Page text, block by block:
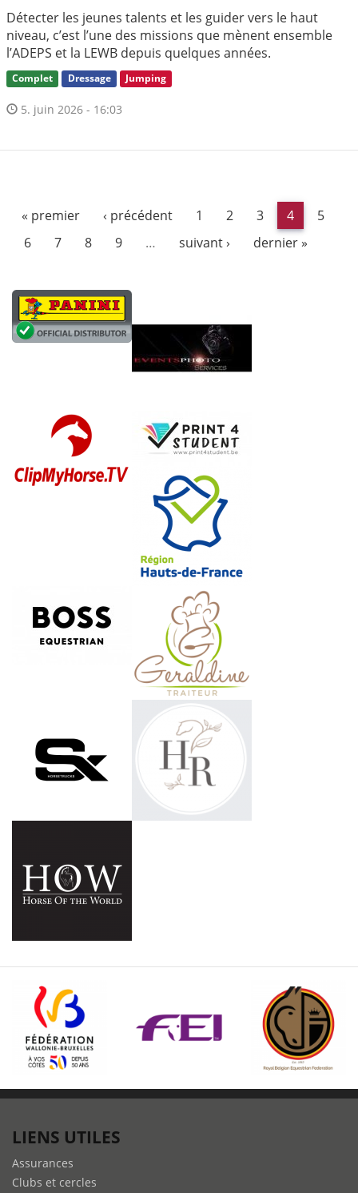
Détecter les jeunes talents et les guider vers le haut
niveau, c’est l’une des missions que mènent ensemble
l’ADEPS et la LEWB depuis quelques années.
Complet Dressage Jumping
5. juin 2026 - 16:03
« premier ‹ précédent 1 2 3 4
5
6
7 8 9 … suivant › dernier »
LIENS UTILES
Assurances
Clubs et cercles